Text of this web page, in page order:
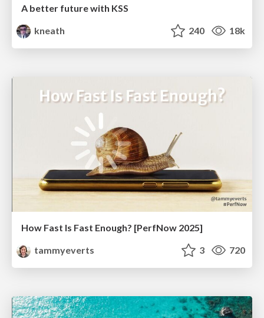
A better future with KSS
kneath
240 18k
How Fast Is Fast Enough? [PerfNow 2025]
tammyeverts
3 720